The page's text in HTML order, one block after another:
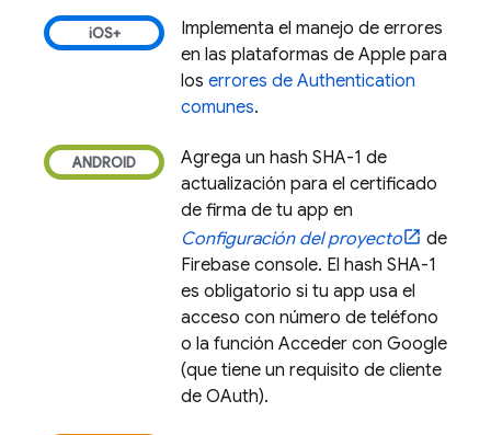
Implementa el manejo de errores
en las plataformas de Apple para
los errores de Authentication
comunes.
Agrega un hash SHA-1 de
actualización para el certificado
de firma de tu app en
Configuración del proyecto
de
Firebase console. El hash SHA-1
es obligatorio si tu app usa el
acceso con número de teléfono
o la función Acceder con Google
(que tiene un requisito de cliente
de OAuth).